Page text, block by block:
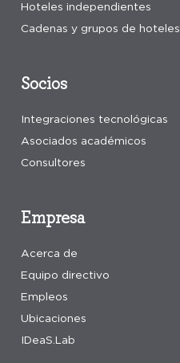
Hoteles independientes
Cadenas y grupos de hoteles
Empresa
Acerca de
Equipo directivo
Empleos
Ubicaciones
IDeaS.Lab
Socios
Integraciones tecnológicas
Asociados académicos
Consultores